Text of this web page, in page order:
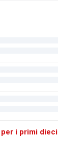
i primi dieci